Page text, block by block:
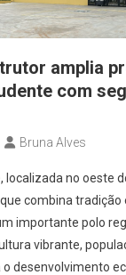
amplia
com
Bruna Alves
localizada no oeste
combina tradição
importante polo
vibrante,
desenvolvimento